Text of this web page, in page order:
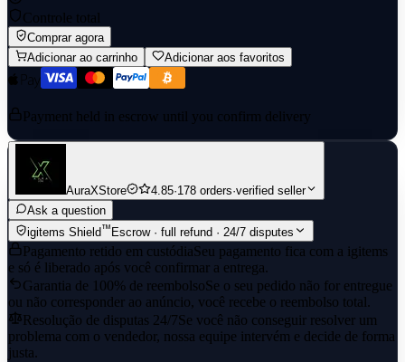
Controle total
Comprar agora
Adicionar ao carrinho
Adicionar aos favoritos
Payment held in escrow until you confirm delivery
AuraXStore 4.85·178 orders·verified seller
Ask a question
igitems Shield™ Escrow · full refund · 24/7 disputes
Pagamento retido em custódiaSeu pagamento fica com a igitems
e só é liberado após você confirmar a entrega.
Garantia de 100% de reembolsoSe o seu pedido não for entregue
ou não corresponder ao anúncio, você recebe o reembolso total.
Resolução de disputas 24/7Se você não conseguir resolver um
problema com o vendedor, nossa equipe intervém e decide de forma
justa.